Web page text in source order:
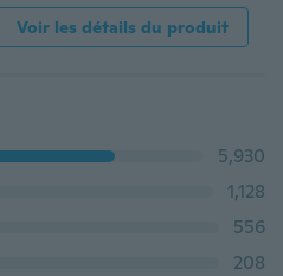
Voir les détails du produit
5,930
1,128
556
208